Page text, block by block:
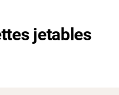
jetables